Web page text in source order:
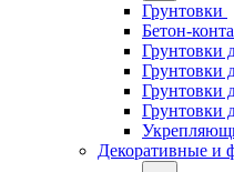
Грунтовки
Бетон-
Грунтовки
Грунтовки
Грунтовки
Грунтовки
Декоративные и